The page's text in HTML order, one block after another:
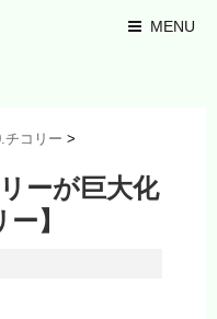
MENU
チコリー >
ーが巨大化
】